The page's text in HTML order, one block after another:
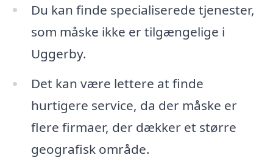
Du kan finde specialiserede tjenester,
som måske ikke er tilgængelige i
Uggerby.
Det kan være lettere at finde
hurtigere service, da der måske er
flere firmaer, der dækker et større
geografisk område.